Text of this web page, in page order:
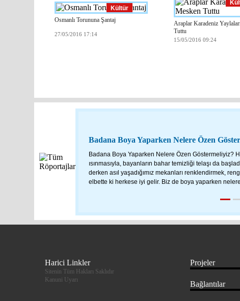
Kültür
Osmanlı Torununa Şantaj
27/05/2016 17:14
Araplar Karadeniz
Tuttu
15/05/2016 09:24
Badana Boya Yaparken Nelere Özen
Badana Boya Yaparken Nelere Özen Göstermeliyiz?
ısınmasıyla, bayanların bahar temizliği telaşı da
derken asıl yaşadığımız mekanları renklendirmek,
elbette ki herkese iyi gelir. Biz de boya yaparken
Harici Linkler
Sitenin Tüm Hakları Saklıdır
Kanuni Uyarı
Projeler
Bağlantılar